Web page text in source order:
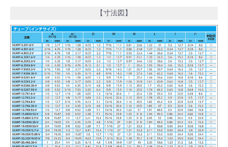
【寸法図】